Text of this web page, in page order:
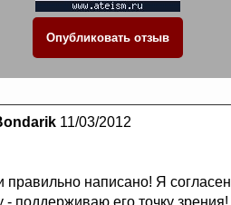
11/03/2012
написано! Я согласен
поддерживаю его точку зрения!